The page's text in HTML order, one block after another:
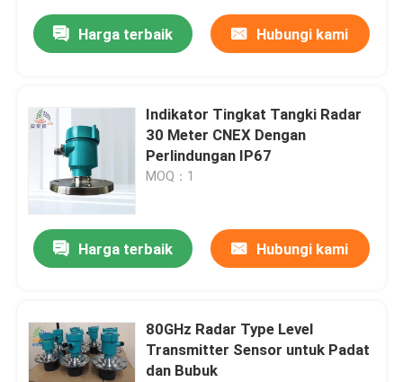
Harga terbaik Hubungi kami
Indikator Tingkat Tangki Radar
30 Meter CNEX Dengan
Perlindungan IP67
MOQ：1
Harga terbaik Hubungi kami
80GHz Radar Type Level
Transmitter Sensor untuk Padat
dan Bubuk